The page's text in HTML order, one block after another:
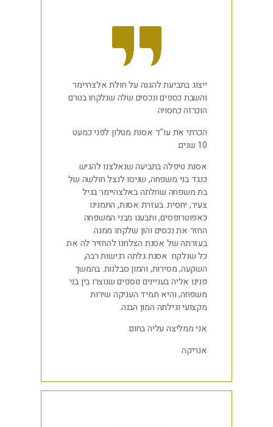
ייצוג בתביעת להגנה על חולת אלצהיימר
והשבת כספים ונכסים שלה שנלקחו בטרם
הוכרזה כחסויה
הכרתי את עו"ד אסנת מטלון לפני כמעט
10 שנים.
אסנת טיפלה בתביעה שנאלצנו להגיש
כנגד בני משפחה, שניסו לנצל חולשה של
בת משפחה שחלתה באלצהיימר בגיל
צעיר, יחסית. בעזרת אסנת, התמנינו
כאפוטרופסים, ותבענו מבני המשפחה
החזר את נכסים והון שלקחו ממנה.
בעזרתה של אסנת הצלחנו להחזיר לה את
כל שנלקח. אסנת גלתה רגישות רבה,
השקעה, מסירות, והמון סבלנות. בהמשך
פנינו אליה בעניינים נוספים שנוצרו בין בני
משפחה, והיא תמיד העניקה שירות
מקצועי וגילתה המון הבנה.
אני ממליצה עליה בחום.
אנריקה